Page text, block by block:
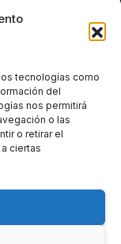
tecnologías como
del
nos permitirá
o las
o retirar el
ciertas
de